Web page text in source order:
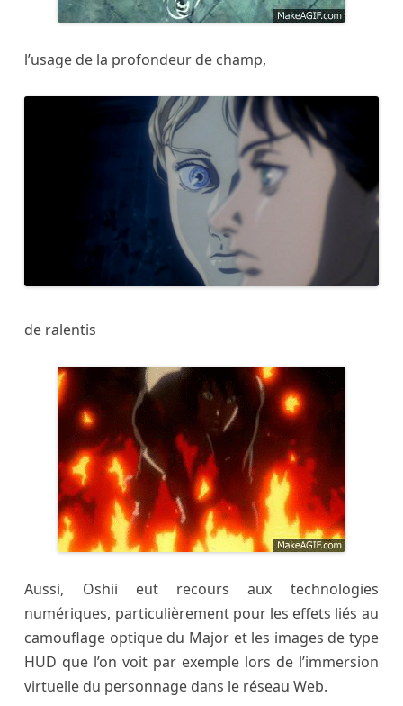
l’usage de la profondeur de champ,
de ralentis
Aussi, Oshii eut recours aux technologies
numériques, particulièrement pour les effets liés au
camouflage optique du Major et les images de type
HUD que l’on voit par exemple lors de l’immersion
virtuelle du personnage dans le réseau Web.